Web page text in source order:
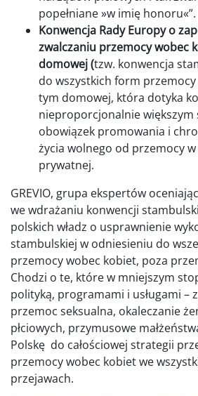
popełniane »w imię honoru«”.
Konwencja Rady Europy o
zwalczaniu przemocy wobec
domowej (tzw. konwencja
do wszystkich form
tym domowej, która dotyka
nieproporcjonalnie większym
obowiązek promowania i
życia wolnego od przemocy
prywatnej.
GREVIO, grupa ekspertów
we wdrażaniu konwencji
polskich władz o usprawnienie
stambulskiej w odniesieniu do
przemocy wobec kobiet, poza
Chodzi o te, które w mniejszym
polityką, programami i usługami –
przemoc seksualna, okaleczanie
płciowych, przymusowe
Polskę do całościowej strategii
przemocy wobec kobiet we
przejawach.